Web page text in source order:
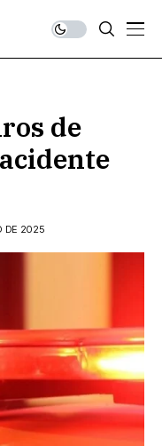
de
DE 2025